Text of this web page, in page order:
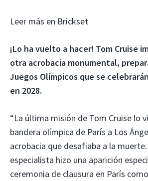
Leer más en Brickset
¡Lo ha vuelto a hacer! Tom Cruise
otra acrobacia monumental,
Juegos Olímpicos que se
en 2028.
“La última misión de Tom Cruise lo
bandera olímpica de París a Los
acrobacia que desafiaba a la
especialista hizo una aparición
ceremonia de clausura en París